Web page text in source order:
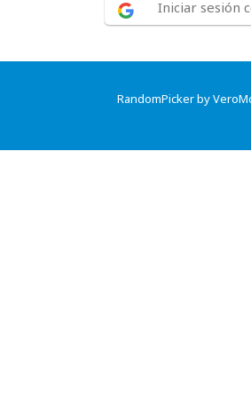
Iniciar sesión
RandomPicker by